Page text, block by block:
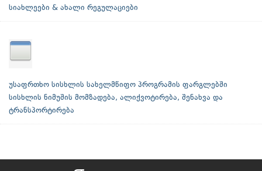
სიახლეები & ახალი რეგულაციები
უსაფრთხო სისხლის სახელმწიფო პროგრამის ფარგლებში
სისხლის ნიმუშის მომზადება, ალიქვოტირება, შენახვა და
ტრანსპორტირება